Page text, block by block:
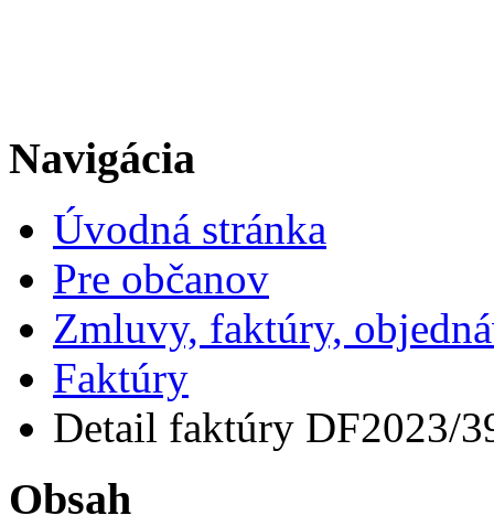
Navigácia
Úvodná stránka
Pre občanov
Zmluvy, faktúry,
Faktúry
Detail faktúry DF2023/
Obsah